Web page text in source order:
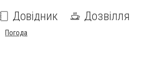
Довідник Дозвілля
Погода